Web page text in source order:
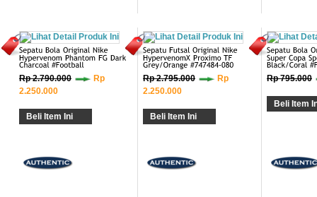
Rp 2.790.000
Rp
2.250.000
Beli Item Ini
Rp 2.795.000
Rp
2.250.000
Beli Item Ini
Rp 795.000
Beli Item